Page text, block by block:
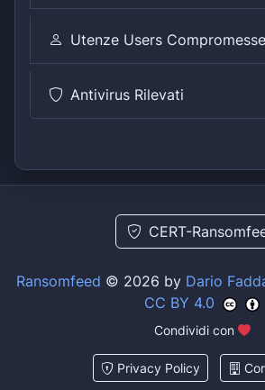
Utenze Users Compromesse
Antivirus Rilevati
CERT-
Ransomfeed © 2026 by Dario
CC BY 4.0
Condividi con
Privacy Policy